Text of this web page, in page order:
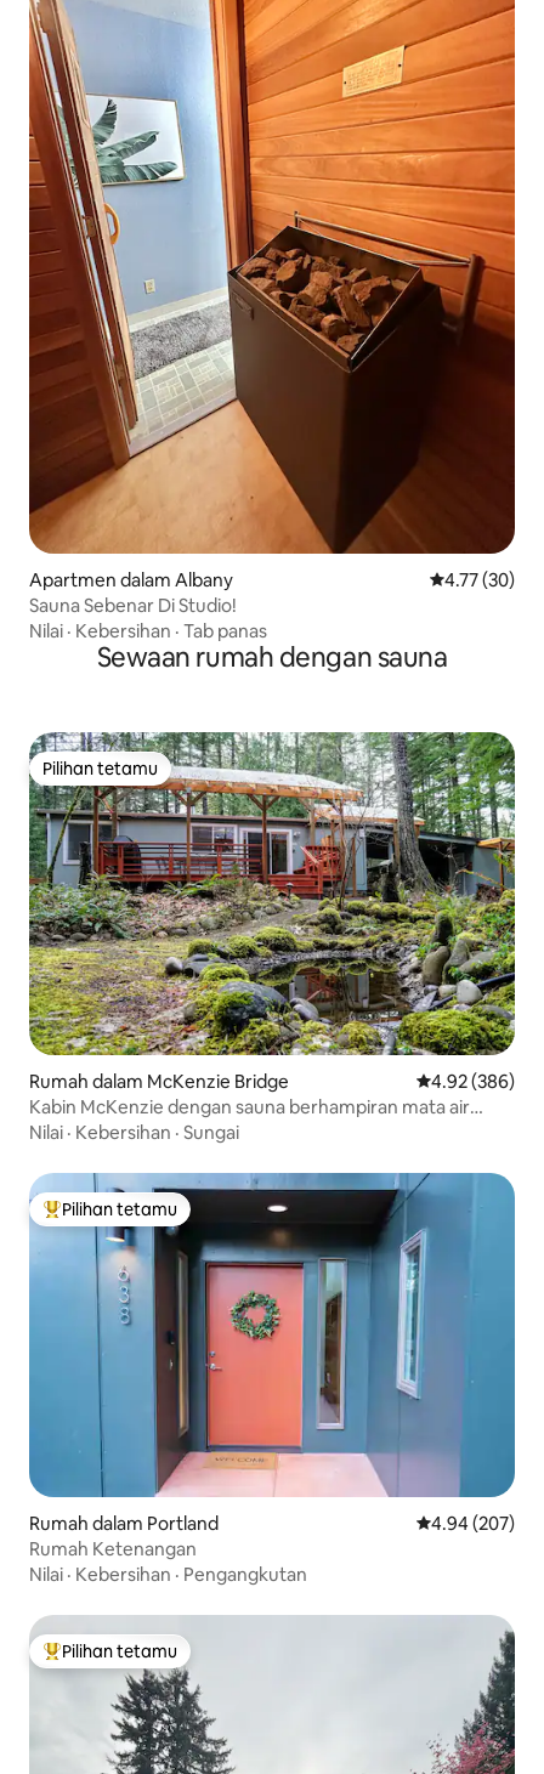
Apartmen dalam Albany Penarafan
4.77 (30)
Sauna Sebenar Di Studio!
Nilai · Kebersihan · Tab panas
Sewaan rumah dengan sauna
Pilihan tetamu
Pilihan tetamu
Rumah dalam McKenzie Bridge Penarafan
4.92 (386)
Kabin McKenzie dengan sauna berhampiran mata air
panas & denai
Nilai · Kebersihan · Sungai
Pilihan utama tetamu
Pilihan tetamu
Rumah dalam Portland Penarafan
4.94 (207)
Rumah Ketenangan
Nilai · Kebersihan · Pengangkutan
Pilihan utama tetamu
Pilihan tetamu